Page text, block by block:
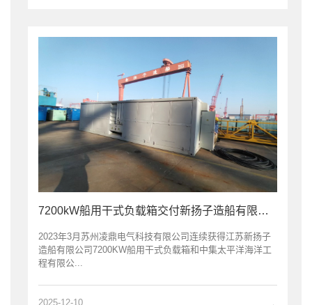
7200kW船用干式负载箱交付新扬子造船有限公司
2023年3月苏州凌鼎电气科技有限公司连续获得江苏新扬子
造船有限公司7200KW船用干式负载箱和中集太平洋海洋工
程有限公...
2025-12-10